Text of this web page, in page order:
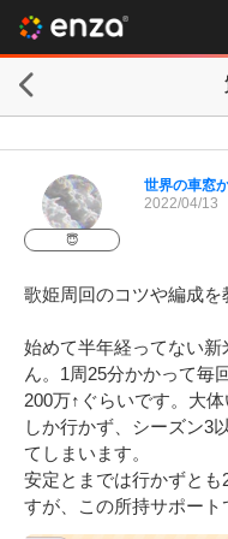
😇
世界の車窓
2022/04/13
歌姫周回のコツや編成
始めて半年経ってない
ん。1周25分かかって毎
200万↑ぐらいです。大
しか行かず、シーズン3
てしまいます。
安定とまでは行かずと
すが、この所持サポー